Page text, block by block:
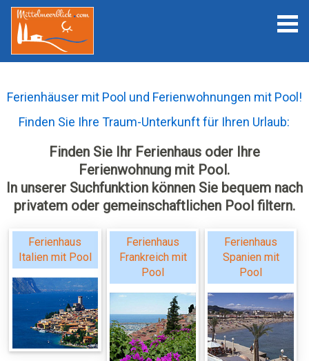
Ferienhäuser mit Pool und Ferienwohnungen mit Pool!
Finden Sie Ihre Traum-Unterkunft für Ihren Urlaub:
Finden Sie Ihr Ferienhaus oder Ihre
Ferienwohnung mit Pool.
In unserer Suchfunktion können Sie bequem nach
privatem oder gemeinschaftlichen Pool filtern.
Ferienhaus
Italien mit Pool
Ferienhaus
Frankreich mit
Pool
Ferienhaus
Spanien mit
Pool